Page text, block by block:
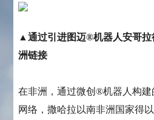
▲通过引进图迈®机器人安哥拉
洲链接
在非洲，通过微创®机器人构
网络，撒哈拉以南非洲国家得